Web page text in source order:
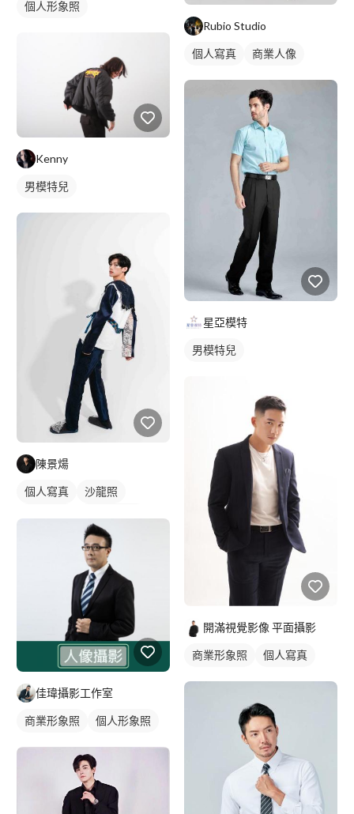
個人形象照
Kenny
男模特兒
陳景煬
個人寫真
沙龍照
佳瑋攝影工作室
商業形象照 個人形象照
Rubio Studio
個人寫真 商業人像
星亞模特
男模特兒
開滿視覺影像 平面攝影
商業形象照 個人寫真